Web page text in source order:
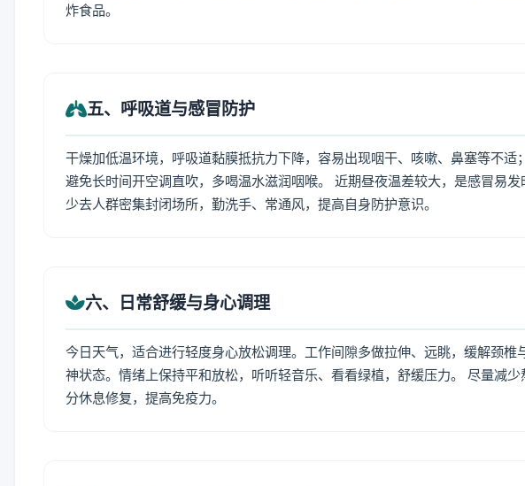
炸食品。
五、呼吸道与感冒防护
干燥加低温环境，呼吸道黏膜抵抗力下降，容易出现咽干、咳嗽、鼻塞等不
避免长时间开空调直吹，多喝温水滋润咽喉。 近期昼夜温差较大，是感冒易
少去人群密集封闭场所，勤洗手、常通风，提高自身防护意识。
六、日常舒缓与身心调理
今日天气，适合进行轻度身心放松调理。工作间隙多做拉伸、远眺，缓解颈
神状态。情绪上保持平和放松，听听轻音乐、看看绿植，舒缓压力。 尽量减
分休息修复，提高免疫力。